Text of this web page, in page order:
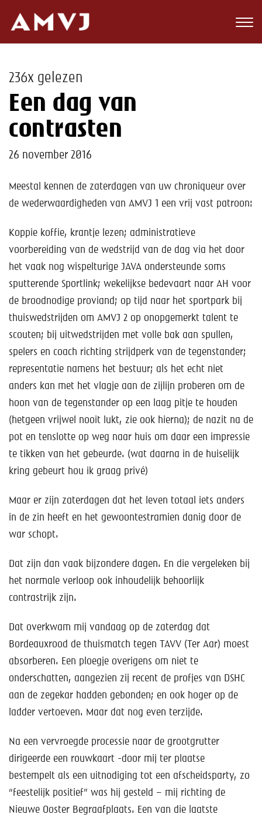
Wedstrijden
Nieuws
Teams
Toekomst
Kalender
Help mee!
Shop
Lid worden
Contact
236x gelezen
Een dag van
contrasten
26 november 2016
Meestal kennen de zaterdagen van uw chroniqueur over
de wederwaardigheden van AMVJ 1 een vrij vast patroon:
Koppie koffie, krantje lezen; administratieve
voorbereiding van de wedstrijd van de dag via het door
het vaak nog wispelturige JAVA ondersteunde soms
sputterende Sportlink; wekelijkse bedevaart naar AH voor
de broodnodige proviand; op tijd naar het sportpark bij
thuiswedstrijden om AMVJ 2 op onopgemerkt talent te
scouten; bij uitwedstrijden met volle bak aan spullen,
spelers en coach richting strijdperk van de tegenstander;
representatie namens het bestuur; als het echt niet
anders kan met het vlagje aan de zijlijn proberen om de
hoon van de tegenstander op een laag pitje te houden
(hetgeen vrijwel nooit lukt, zie ook hierna); de nazit na de
pot en tenslotte op weg naar huis om daar een impressie
te tikken van het gebeurde. (wat daarna in de huiselijk
kring gebeurt hou ik graag privé)
Maar er zijn zaterdagen dat het leven totaal iets anders
in de zin heeft en het gewoontestramien danig door de
war schopt.
Dat zijn dan vaak bijzondere dagen. En die vergeleken bij
het normale verloop ook inhoudelijk behoorlijk
contrastrijk zijn.
Dat overkwam mij vandaag op de zaterdag dat
Bordeauxrood de thuismatch tegen TAVV (Ter Aar) moest
absorberen. Een ploegje overigens om niet te
onderschatten, aangezien zij recent de profjes van DSHC
aan de zegekar hadden gebonden; en ook hoger op de
ladder vertoeven. Maar dat nog even terzijde.
Na een vervroegde processie naar de grootgrutter
dirigeerde een rouwkaart -door mij ter plaatse
bestempelt als een uitnodiging tot een afscheidsparty, zo
“feestelijk positief” was hij gesteld – mij richting de
Nieuwe Ooster Begraafplaats. Een van die laatste